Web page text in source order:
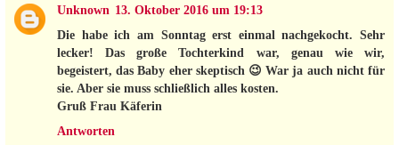
Unknown 13. Oktober 2016 um 19:13
Die habe ich am Sonntag erst einmal nachgekocht. Sehr
lecker! Das große Tochterkind war, genau wie wir,
begeistert, das Baby eher skeptisch 😉 War ja auch nicht für
sie. Aber sie muss schließlich alles kosten.
Gruß Frau Käferin
Antworten